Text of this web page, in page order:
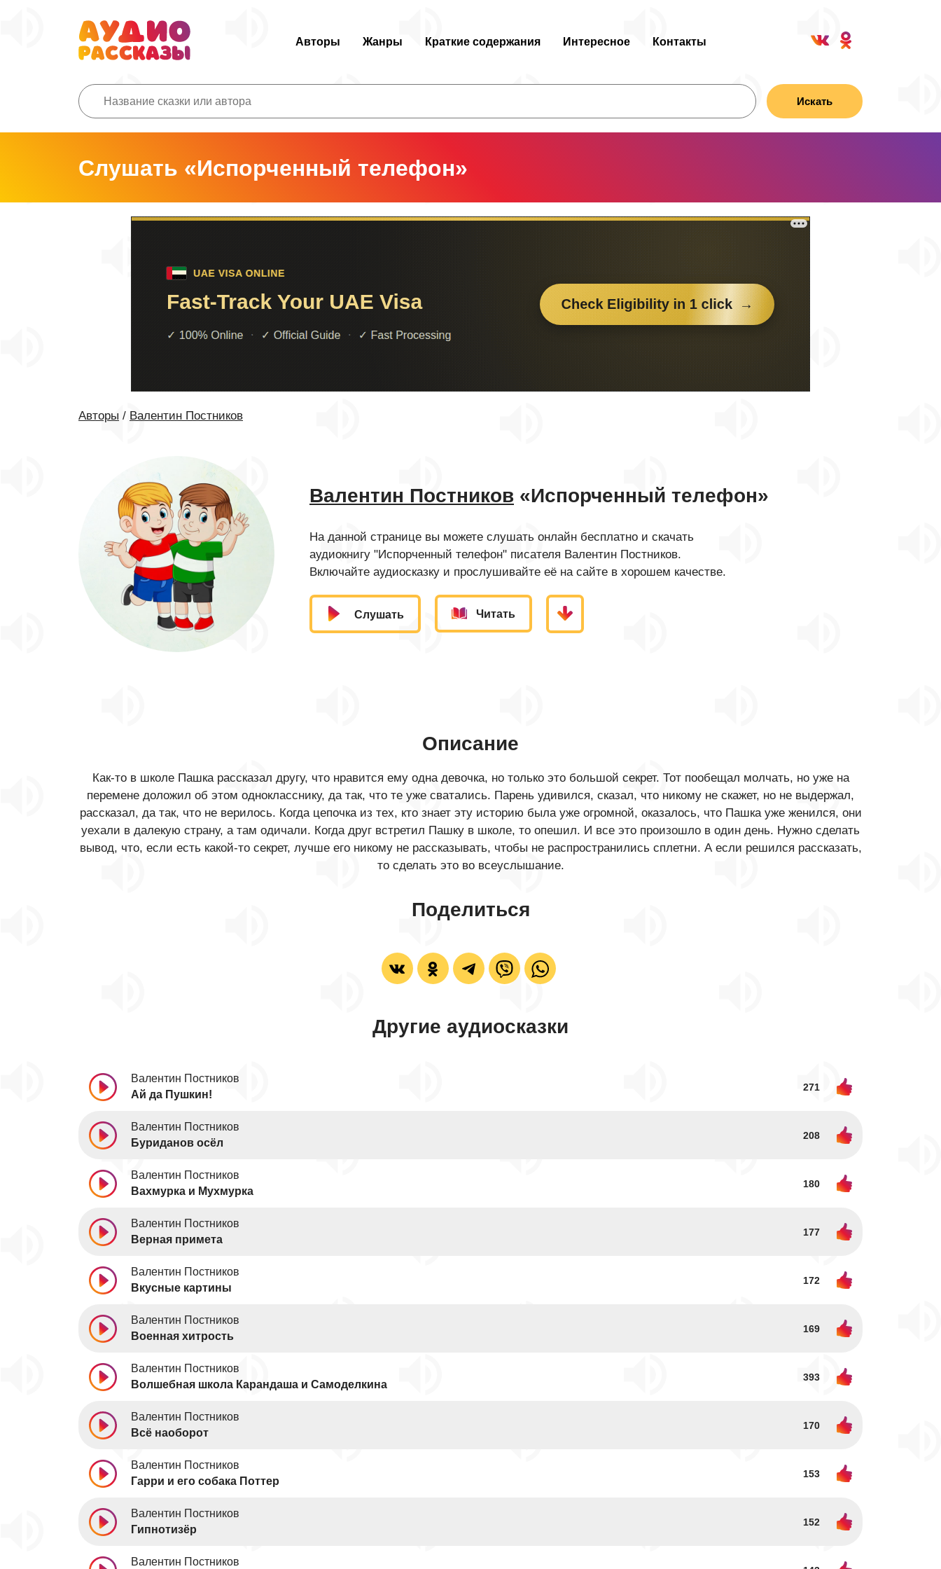
Авторы Жанры Краткие содержания Интересное Контакты
Искать
Слушать «Испорченный телефон»
Авторы / Валентин Постников
Валентин Постников «Испорченный телефон»
На данной странице вы можете слушать онлайн бесплатно и скачать
аудиокнигу "Испорченный телефон" писателя Валентин Постников.
Включайте аудиосказку и прослушивайте её на сайте в хорошем качестве.
Слушать Читать
Описание
Как-то в школе Пашка рассказал другу, что нравится ему одна девочка, но только это большой секрет. Тот пообещал молчать, но уже на
перемене доложил об этом однокласснику, да так, что те уже сватались. Парень удивился, сказал, что никому не скажет, но не выдержал,
рассказал, да так, что не верилось. Когда цепочка из тех, кто знает эту историю была уже огромной, оказалось, что Пашка уже женился, они
уехали в далекую страну, а там одичали. Когда друг встретил Пашку в школе, то опешил. И все это произошло в один день. Нужно сделать
вывод, что, если есть какой-то секрет, лучше его никому не рассказывать, чтобы не распространились сплетни. А если решился рассказать,
то сделать это во всеуслышание.
Поделиться
Другие аудиосказки
Валентин Постников
Ай да Пушкин!
271
Валентин Постников
Буриданов осёл
208
Валентин Постников
Вахмурка и Мухмурка
180
Валентин Постников
Верная примета
177
Валентин Постников
Вкусные картины
172
Валентин Постников
Военная хитрость
169
Валентин Постников
Волшебная школа Карандаша и Самоделкина
393
Валентин Постников
Всё наоборот
170
Валентин Постников
Гарри и его собака Поттер
153
Валентин Постников
Гипнотизёр
152
Валентин Постников